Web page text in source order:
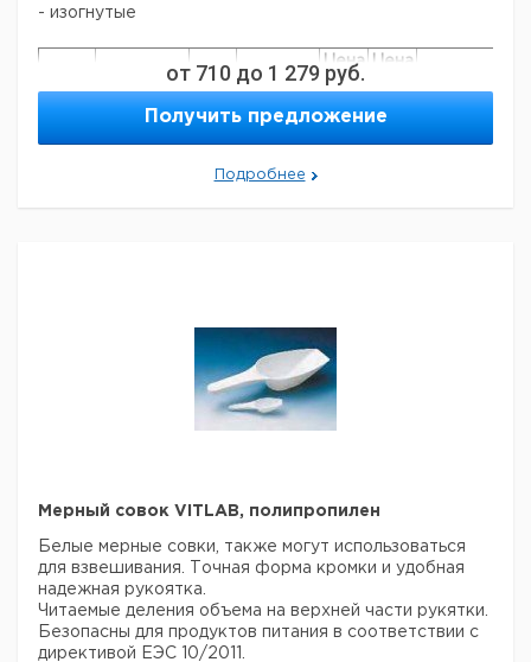
- изогнутые
мм
Тип
Кол-
во в
упак.
Кат.
номер
Цена
с
НДС,
евро
Цена
НДС,
руб
поставки
115 1 9171121
4008483
1 4008484
115
формы
1 9171124
130
Изогнутой
формы
1 6236683
Прошу обратить внимание на то, что минимальный
заказ в нашей компании составляет 300 евро с ндс.
от 710 до 1 279 руб.
Получить предложение
Подробнее
Мерный совок VITLAB, полипропилен
Белые мерные совки, также могут использоваться
для взвешивания. Точная форма кромки и удобная
надежная рукоятка.
Читаемые деления объема на верхней части рукятки.
Безопасны для продуктов питания в соответствии с
директивой ЕЭС 10/2011.